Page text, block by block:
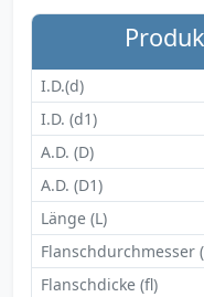
I.D.(d)
I.D. (d1)
A.D. (D)
A.D. (D1)
Länge (L)
Flanschdurchmesser
Flanschdicke (fl)